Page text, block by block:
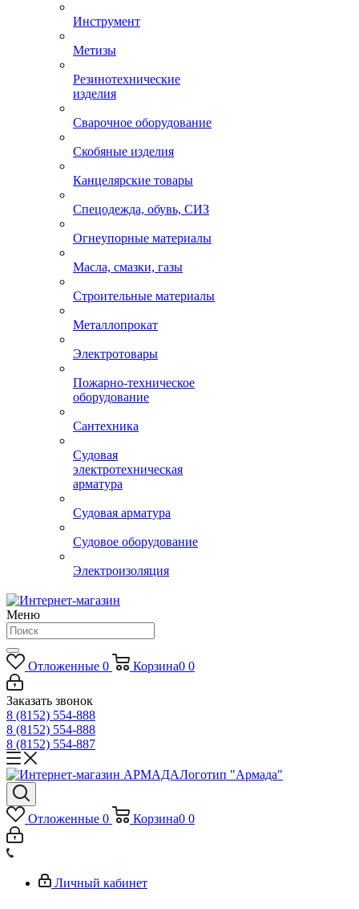
Инструмент
Метизы
Резинотехнические
изделия
Сварочное оборудование
Скобяные изделия
Канцелярские товары
Спецодежда, обувь, СИЗ
Огнеупорные материалы
Масла, смазки, газы
Строительные материалы
Металлопрокат
Электротовары
Пожарно-техническое
оборудование
Сантехника
Судовая
электротехническая
арматура
Судовая арматура
Судовое оборудование
Электроизоляция
Меню
Отложенные 0 Корзина0 0
Заказать звонок
8 (8152) 554-888
8 (8152) 554-888
8 (8152) 554-887
Логотип "Армада"
Отложенные 0 Корзина0 0
Личный кабинет